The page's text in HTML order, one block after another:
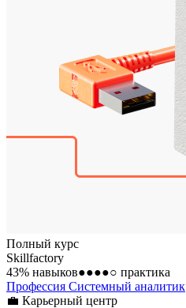
Полный курс
Skillfactory
43% навыков●●●●○ практика
Профессия Системный аналитик
💼 Карьерный центр